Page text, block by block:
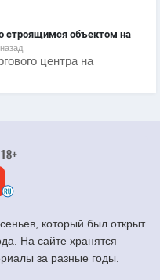
строящимся объектом на
центра на
который был открыт
На сайте хранятся
за разные годы.